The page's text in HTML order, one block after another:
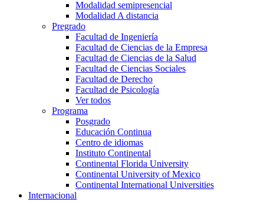
Modalidad semipresencial
Modalidad A distancia
Pregrado
Facultad de Ingeniería
Facultad de Ciencias de la Empresa
Facultad de Ciencias de la Salud
Facultad de Ciencias Sociales
Facultad de Derecho
Facultad de Psicología
Ver todos
Programa
Posgrado
Educación Continua
Centro de idiomas
Instituto Continental
Continental Florida University
Continental University of Mexico
Continental International Universities
Internacional